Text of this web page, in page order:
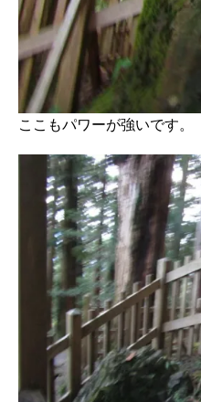
ここもパワーが強いです。